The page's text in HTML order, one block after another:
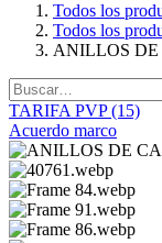
Todos los
Todos los
ANILLOS
TARIFA PVP (15)
Acuerdo marco